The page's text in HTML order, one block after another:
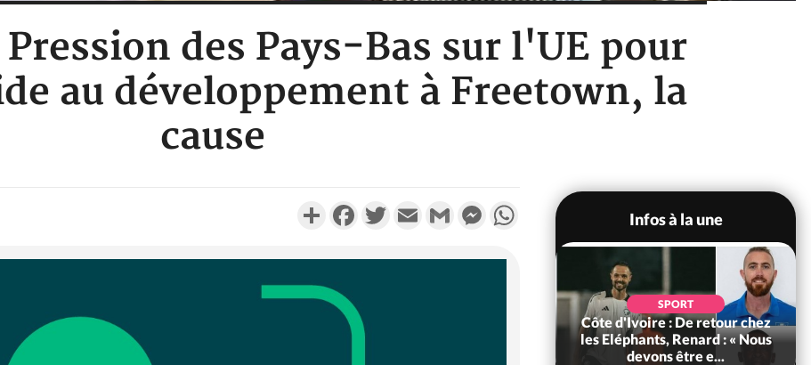
des Pays-Bas sur l'UE pour
au développement à Freetown, la
cause
PartagerFacebookTwitterEmail Gmail MessengerWhatsApp
Infos à la une
l'Indépendance, les Forces de
SPORT
Côte d'Ivoire : De retour chez
les Eléphants, Renard : « Nous
devons être e...